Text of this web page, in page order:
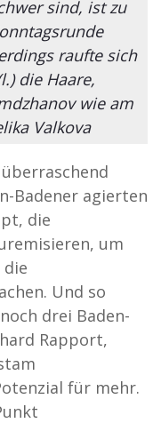
sind, ist zu
raufte sich
die Haare,
wie am
Valkova
Badener agierten
die
um
Und so
drei Baden-
Rapport,
für mehr.